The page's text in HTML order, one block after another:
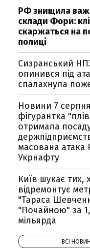
РФ знищила
склади Фори:
скаржаться на
полиці
Сизранський
опинився під
спалахнула
Новини 7
фігурантка
отримала
масована атака
Укрнафту
Київ шукає тих,
відремонтує
"Тараса
"Почайною" за
мільярда
ВСІ